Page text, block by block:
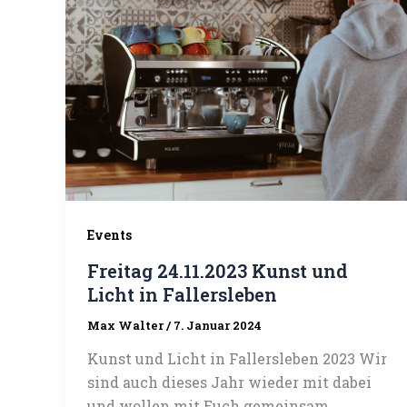
Events
Freitag 24.11.2023 Kunst und
Licht in Fallersleben
Max Walter/7. Januar 2024
Kunst und Licht in Fallersleben 2023 Wir
sind auch dieses Jahr wieder mit dabei